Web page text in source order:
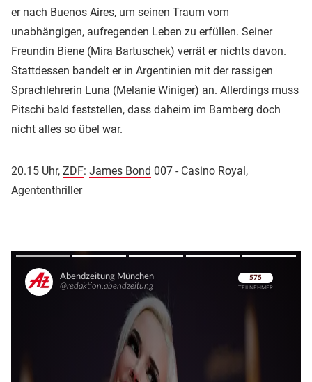
er nach Buenos Aires, um seinen Traum vom
unabhängigen, aufregenden Leben zu erfüllen. Seiner
Freundin Biene (Mira Bartuschek) verrät er nichts davon.
Stattdessen bandelt er in Argentinien mit der rassigen
Sprachlehrerin Luna (Melanie Winiger) an. Allerdings muss
Pitschi bald feststellen, dass daheim im Bamberg doch
nicht alles so übel war.
20.15 Uhr, ZDF: James Bond 007 - Casino Royal,
Agententhriller
Überspringen